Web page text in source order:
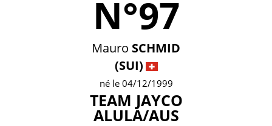
N°97
Mauro SCHMID
(SUI)
né le 04/12/1999
TEAM JAYCO
ALULA/AUS